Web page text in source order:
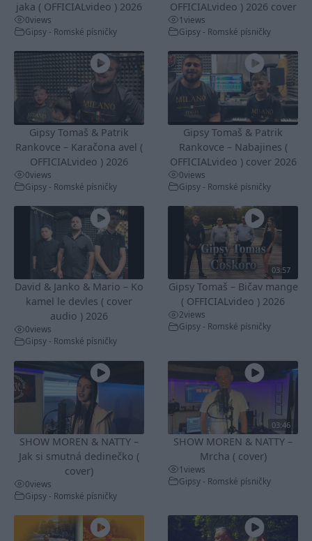
jaka ( OFFICIALvideo ) 2026
0views
Gipsy - Romské písničky
OFFICIALvideo ) 2026 cover
1views
Gipsy - Romské písničky
Gipsy Tomaš & Patrik
Rankovce – Karačona avel (
OFFICIALvideo ) 2026
0views
Gipsy - Romské písničky
Gipsy Tomaš & Patrik
Rankovce – Nabajines (
OFFICIALvideo ) cover 2026
0views
Gipsy - Romské písničky
David & Janko & Mario – Ko
kamel le devles ( cover
audio ) 2026
0views
Gipsy - Romské písničky
03:57
Gipsy Tomaš – Bičav mange
( OFFICIALvideo ) 2026
2views
Gipsy - Romské písničky
SHOW MOREN & NATTY –
Jak si smutná dedinečko (
cover)
0views
Gipsy - Romské písničky
03:46
SHOW MOREN & NATTY –
Mrcha ( cover)
1views
Gipsy - Romské písničky